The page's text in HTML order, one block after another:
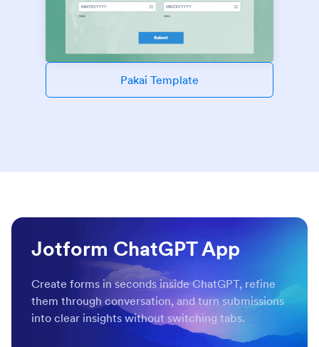
Pakai Template
Jotform ChatGPT App
Create forms in seconds inside ChatGPT, refine
them through conversation, and turn submissions
into clear insights without switching tabs.